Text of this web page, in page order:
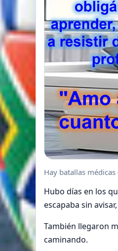
Hay batallas
Hubo días en los
escapaba sin
También llegaron
caminando.